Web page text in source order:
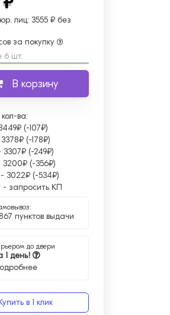
лиц: 3555 ₽ без
за покупку
6 шт.
В корзину
ва:
(-107₽)
3378₽ (-178₽)
3307₽ (-249₽)
3200₽ (-356₽)
- 3022₽ (-534₽)
- запросить КП
пунктов выдачи
до двери
1 день!
в 1 клик